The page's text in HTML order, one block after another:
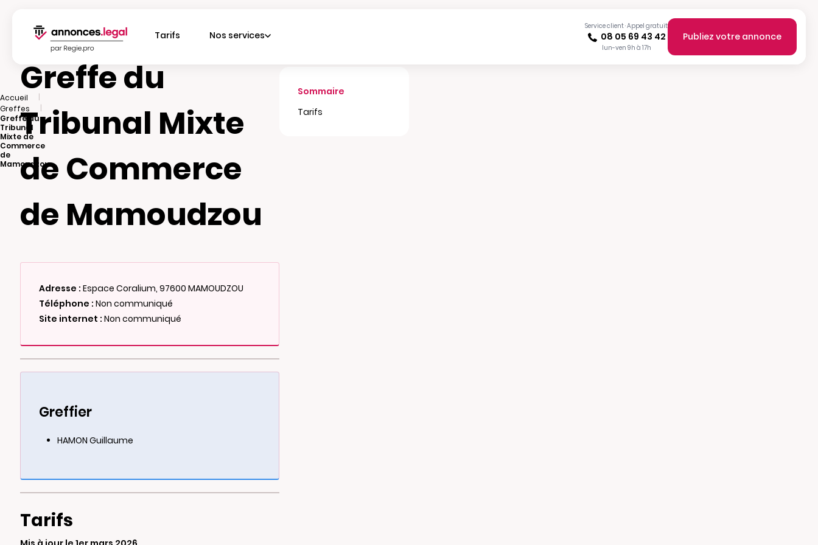
Tarifs Nos services
Service client · Appel gratuit
08 05 69 43 42
lun-ven 9h à 17h
Publiez votre annonce
Accueil
|
Greffes
|
Greffe du
Tribunal
Mixte de
Commerce
de
Mamoudzou
Greffe du
Tribunal Mixte
de Commerce
de Mamoudzou
Adresse : Espace Coralium, 97600 MAMOUDZOU
Téléphone : Non communiqué
Site internet : Non communiqué
Greffier
HAMON Guillaume
Tarifs
Sommaire
Tarifs